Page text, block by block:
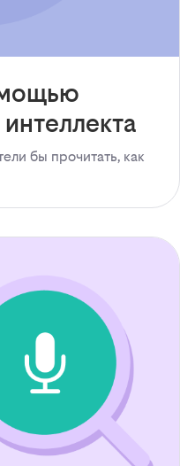
бы прочитать, как